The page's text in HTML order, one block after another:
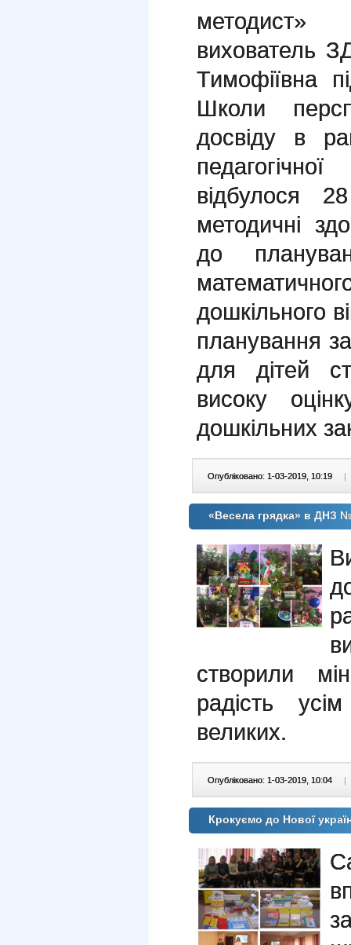
вихователь
Тимофіївна
Школи
досвіду в
відбулося
методичні
до
дошкільного
планування
для дітей
високу
дошкільних
Опубліковано: 1-03-2019, 10:19 |
«Весела грядка» в ДНЗ
створили
радість
великих.
Опубліковано: 1-03-2019, 10:04 |
Крокуємо до Нової